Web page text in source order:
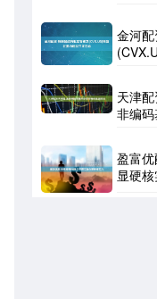
金河
天津
非编
盈富
显硬核